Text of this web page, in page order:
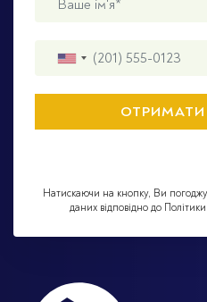
Натискаючи на кнопку, Ви
даних відповідно до